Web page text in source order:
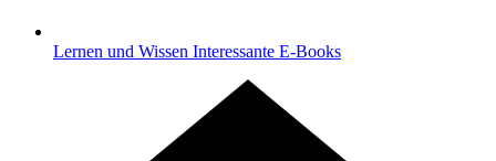
Lernen und Wissen Interessante E-Books